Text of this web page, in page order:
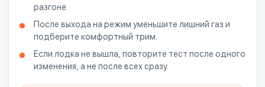
разгоне.
После выхода на режим уменьшите лишний газ и
подберите комфортный трим.
Если лодка не вышла, повторите тест после одного
изменения, а не после всех сразу.